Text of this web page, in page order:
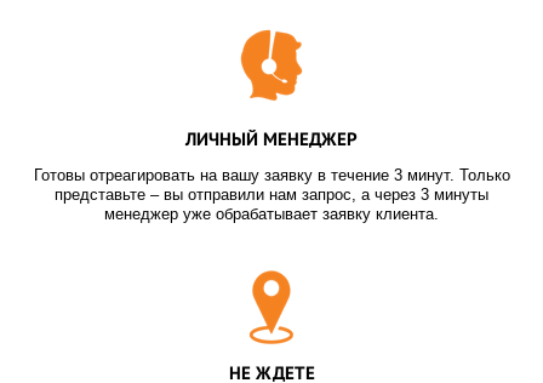
ЛИЧНЫЙ МЕНЕДЖЕР
Готовы отреагировать на вашу заявку в течение 3 минут. Только
представьте – вы отправили нам запрос, а через 3 минуты
менеджер уже обрабатывает заявку клиента.
НЕ ЖДЕТЕ